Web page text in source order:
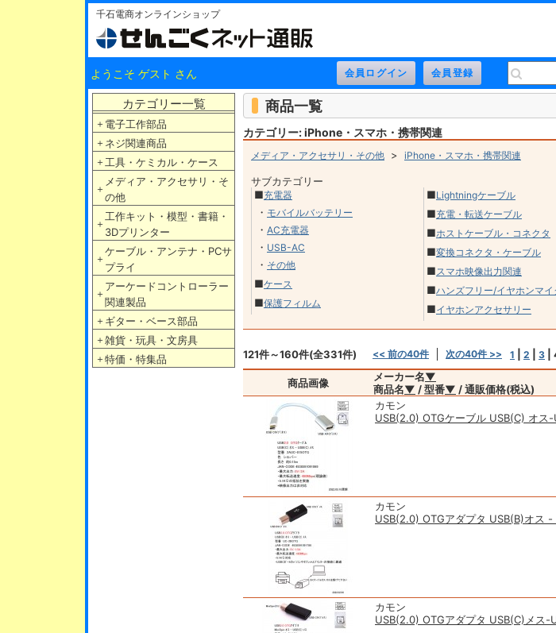
千石電商オンラインショップ
ようこそ ゲスト さん
カテゴリー一覧
＋ 電子工作部品
＋ ネジ関連商品
＋ 工具・ケミカル・ケース
＋
メディア・アクセサリ・そ
の他
＋
工作キット・模型・書籍・
3Dプリンター
＋
ケーブル・アンテナ・PCサ
プライ
＋
アーケードコントローラー
関連製品
＋ ギター・ベース部品
＋ 雑貨・玩具・文房具
＋ 特価・特集品
商品一覧
カテゴリー: iPhone・スマホ・携帯関連
メディア・アクセサリ・その他 > iPhone・スマホ・携帯関連
サブカテゴリー
■充電器
・ モバイルバッテリー
・ AC充電器
・ USB-AC
・ その他
■ケース
■保護フィルム
■Lightningケーブル
■充電・転送ケーブル
■ホストケーブル・コネクタ
■変換コネクタ・ケーブル
■スマホ映像出力関連
■ハンズフリー/イヤホンマイ
■イヤホンアクセサリー
121件～160件(全331件) << 前の40件 次の40件 >> 1 2 3
商品画像 メーカー名▼
商品名▼ / 型番▼ / 通販価格(税込)
カモン
USB(2.0) OTGケーブル USB(C) オ
カモン
USB(2.0) OTGアダプタ USB(B)オス
カモン
USB(2.0) OTGアダプタ USB(C)メ